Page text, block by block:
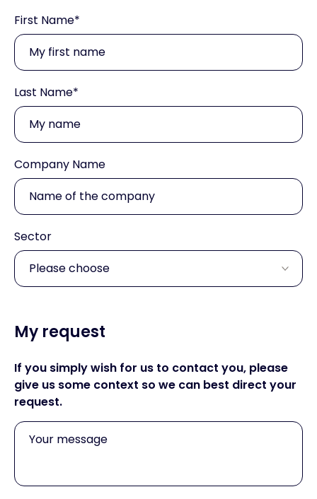
First Name*
Last Name*
Company Name
Sector
My request
If you simply wish for us to contact you, please
give us some context so we can best direct your
request.